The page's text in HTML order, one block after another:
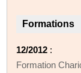
Formations
12/2012 :
Formation